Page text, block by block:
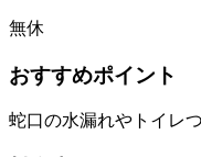
無休
おすすめポイント
蛇口の水漏れやトイレ